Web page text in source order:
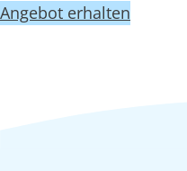
Angebot erhalten